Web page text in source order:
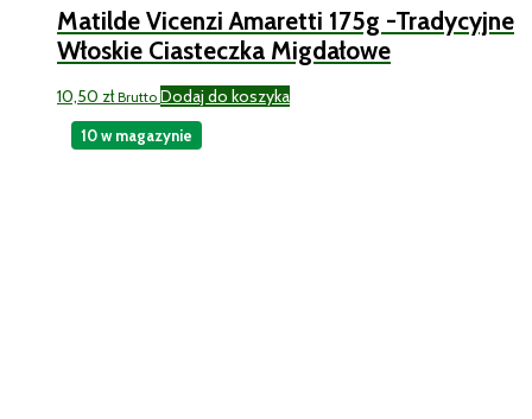
Matilde Vicenzi Amaretti 175g -Tradycyjne
Włoskie Ciasteczka Migdałowe
10,50 zł Brutto Dodaj do koszyka
10 w magazynie